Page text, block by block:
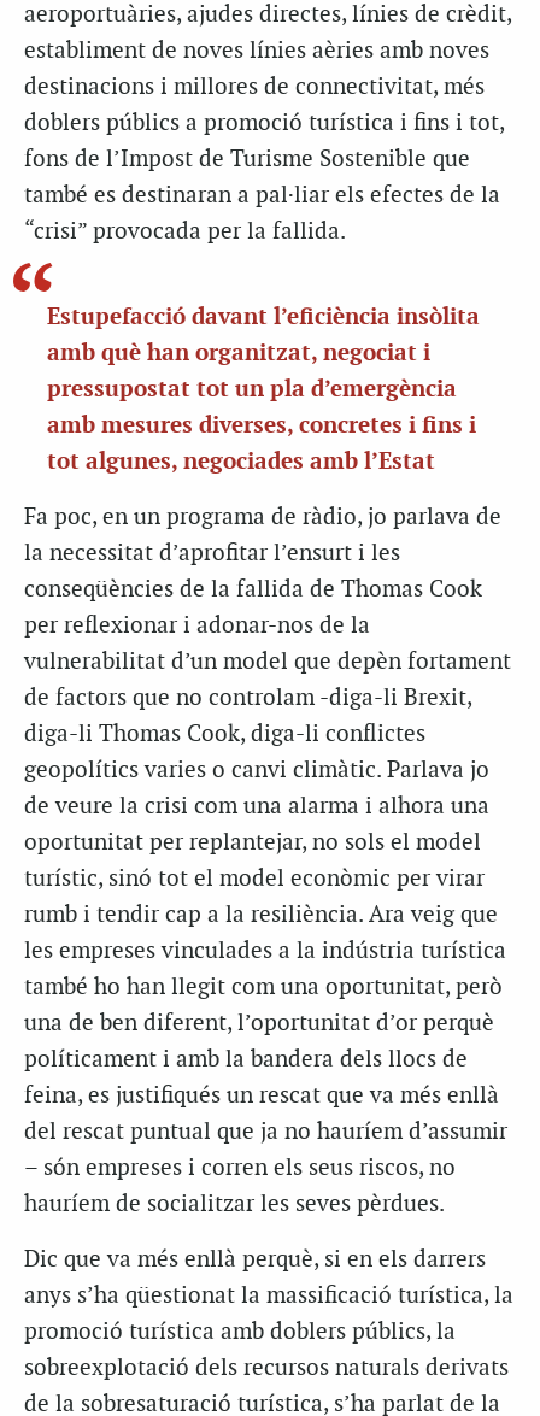
aeroportuàries, ajudes directes, línies de crèdit,
establiment de noves línies aèries amb noves
destinacions i millores de connectivitat, més
doblers públics a promoció turística i fins i tot,
fons de l’Impost de Turisme Sostenible que
també es destinaran a pal·liar els efectes de la
“crisi” provocada per la fallida.
Estupefacció davant l’eficiència insòlita
amb què han organitzat, negociat i
pressupostat tot un pla d’emergència
amb mesures diverses, concretes i fins i
tot algunes, negociades amb l’Estat
Fa poc, en un programa de ràdio, jo parlava de
la necessitat d’aprofitar l’ensurt i les
conseqüències de la fallida de Thomas Cook
per reflexionar i adonar-nos de la
vulnerabilitat d’un model que depèn fortament
de factors que no controlam -diga-li Brexit,
diga-li Thomas Cook, diga-li conflictes
geopolítics varies o canvi climàtic. Parlava jo
de veure la crisi com una alarma i alhora una
oportunitat per replantejar, no sols el model
turístic, sinó tot el model econòmic per virar
rumb i tendir cap a la resiliència. Ara veig que
les empreses vinculades a la indústria turística
també ho han llegit com una oportunitat, però
una de ben diferent, l’oportunitat d’or perquè
políticament i amb la bandera dels llocs de
feina, es justifiqués un rescat que va més enllà
del rescat puntual que ja no hauríem d’assumir
– són empreses i corren els seus riscos, no
hauríem de socialitzar les seves pèrdues.
Dic que va més enllà perquè, si en els darrers
anys s’ha qüestionat la massificació turística, la
promoció turística amb doblers públics, la
sobreexplotació dels recursos naturals derivats
de la sobresaturació turística, s’ha parlat de la